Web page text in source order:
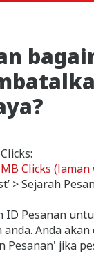
Clicks (laman
> Sejarah
ID Pesanan
Anda
Pesanan' jika